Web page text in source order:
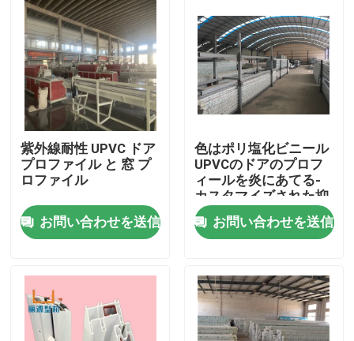
家
ビデオ
紫外線耐性 UPVC ドア
プロファイル と 窓 プ
ロファイル
お問い合わせを送信
色はポリ塩化ビニール
UPVCのドアのプロフ
ィールを炎にあてる-
カスタマイズされた抑
制剤を薄板にした
お問い合わせを送信